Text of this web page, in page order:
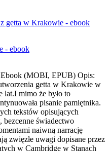
- ebook
(MOBI, EPUB) Opis:
getta w Krakowie w
lat.I mimo że było to
pisanie pamiętnika.
tekstów opisujących
bezcenne świadectwo
naiwną narrację
zwięzłe uwagi dopisane przez
w Cambridge w Stanach